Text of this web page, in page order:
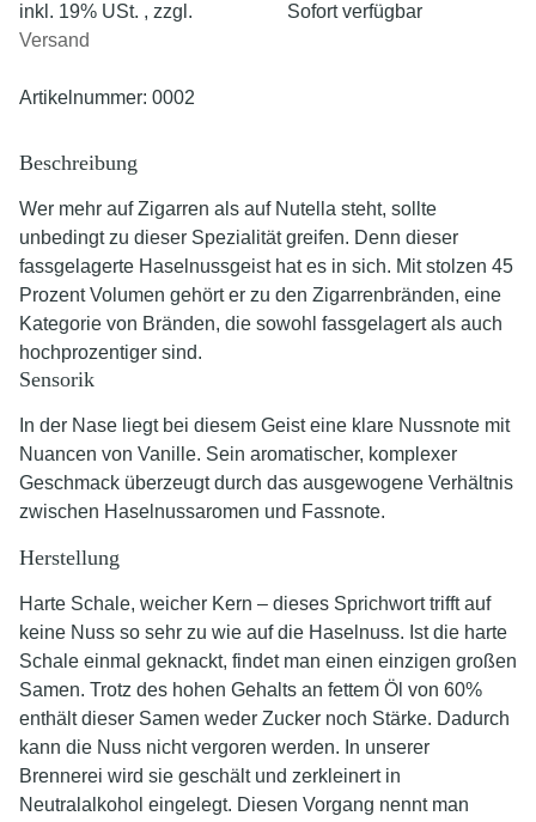
inkl. 19% USt. , zzgl.
Versand
Artikelnummer: 0002
Sofort verfügbar
Beschreibung
Wer mehr auf Zigarren als auf Nutella steht, sollte
unbedingt zu dieser Spezialität greifen. Denn dieser
fassgelagerte Haselnussgeist hat es in sich. Mit stolzen 45
Prozent Volumen gehört er zu den Zigarrenbränden, eine
Kategorie von Bränden, die sowohl fassgelagert als auch
hochprozentiger sind.
Sensorik
In der Nase liegt bei diesem Geist eine klare Nussnote mit
Nuancen von Vanille. Sein aromatischer, komplexer
Geschmack überzeugt durch das ausgewogene Verhältnis
zwischen Haselnussaromen und Fassnote.
Herstellung
Harte Schale, weicher Kern – dieses Sprichwort trifft auf
keine Nuss so sehr zu wie auf die Haselnuss. Ist die harte
Schale einmal geknackt, findet man einen einzigen großen
Samen. Trotz des hohen Gehalts an fettem Öl von 60%
enthält dieser Samen weder Zucker noch Stärke. Dadurch
kann die Nuss nicht vergoren werden. In unserer
Brennerei wird sie geschält und zerkleinert in
Neutralalkohol eingelegt. Diesen Vorgang nennt man